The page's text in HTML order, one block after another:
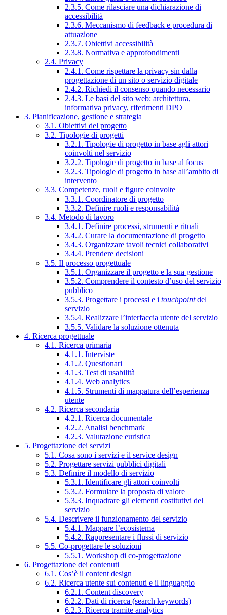
2.3.5. Come rilasciare una dichiarazione di
accessibilità
2.3.6. Meccanismo di feedback e procedura di
attuazione
2.3.7. Obiettivi accessibilità
2.3.8. Normativa e approfondimenti
2.4. Privacy
2.4.1. Come rispettare la privacy sin dalla
progettazione di un sito o servizio digitale
2.4.2. Richiedi il consenso quando necessario
2.4.3. Le basi del sito web: architettura,
informativa privacy, riferimenti DPO
3. Pianificazione, gestione e strategia
3.1. Obiettivi del progetto
3.2. Tipologie di progetti
3.2.1. Tipologie di progetto in base agli attori
coinvolti nel servizio
3.2.2. Tipologie di progetto in base al focus
3.2.3. Tipologie di progetto in base all’ambito di
intervento
3.3. Competenze, ruoli e figure coinvolte
3.3.1. Coordinatore di progetto
3.3.2. Definire ruoli e responsabilità
3.4. Metodo di lavoro
3.4.1. Definire processi, strumenti e rituali
3.4.2. Curare la documentazione di progetto
3.4.3. Organizzare tavoli tecnici collaborativi
3.4.4. Prendere decisioni
3.5. Il processo progettuale
3.5.1. Organizzare il progetto e la sua gestione
3.5.2. Comprendere il contesto d’uso del servizio
pubblico
3.5.3. Progettare i processi e i touchpointdel
servizio
3.5.4. Realizzare l’interfaccia utente del servizio
3.5.5. Validare la soluzione ottenuta
4. Ricerca progettuale
4.1. Ricerca primaria
4.1.1. Interviste
4.1.2. Questionari
4.1.3. Test di usabilità
4.1.4. Web analytics
4.1.5. Strumenti di mappatura dell’esperienza
utente
4.2. Ricerca secondaria
4.2.1. Ricerca documentale
4.2.2. Analisi benchmark
4.2.3. Valutazione euristica
5. Progettazione dei servizi
5.1. Cosa sono i servizi e il service design
5.2. Progettare servizi pubblici digitali
5.3. Definire il modello di servizio
5.3.1. Identificare gli attori coinvolti
5.3.2. Formulare la proposta di valore
5.3.3. Inquadrare gli elementi costitutivi del
servizio
5.4. Descrivere il funzionamento del servizio
5.4.1. Mappare l’ecosistema
5.4.2. Rappresentare i flussi di servizio
5.5. Co-progettare le soluzioni
5.5.1. Workshop di co-progettazione
6. Progettazione dei contenuti
6.1. Cos’è il content design
6.2. Ricerca utente sui contenuti e il linguaggio
6.2.1. Content discovery
6.2.2. Dati di ricerca (search keywords)
6.2.3. Ricerca tramite analytics